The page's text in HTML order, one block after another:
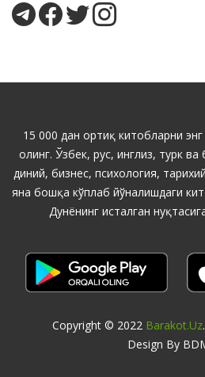
15 000 дан ортиқ китобларни
олинг. Ўзбек, рус, инглиз, турк
диний, бизнес, психология,
яна бошқа кўплаб йўналишдаги
Дунёнинг исталган
Copyright © 2022 Barakot.uz
Design By